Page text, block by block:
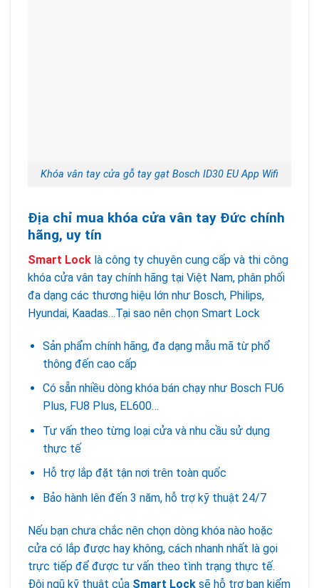
Khóa vân tay cửa gỗ tay gạt Bosch ID30 EU App Wifi
Địa chỉ mua khóa cửa vân tay Đức chính
hãng, uy tín
Smart Lock là công ty chuyên cung cấp và thi công
khóa cửa vân tay chính hãng tại Việt Nam, phân phối
đa dạng các thương hiệu lớn như Bosch, Philips,
Hyundai, Kaadas…Tại sao nên chọn Smart Lock
Sản phẩm chính hãng, đa dạng mẫu mã từ phổ
thông đến cao cấp
Có sẵn nhiều dòng khóa bán chạy như Bosch FU6
Plus, FU8 Plus, EL600…
Tư vấn theo từng loại cửa và nhu cầu sử dụng
thực tế
Hỗ trợ lắp đặt tận nơi trên toàn quốc
Bảo hành lên đến 3 năm, hỗ trợ kỹ thuật 24/7
Nếu bạn chưa chắc nên chọn dòng khóa nào hoặc
cửa có lắp được hay không, cách nhanh nhất là gọi
trực tiếp để được tư vấn theo tình trạng thực tế.
Đội ngũ kỹ thuật của Smart Lock sẽ hỗ trợ bạn kiểm